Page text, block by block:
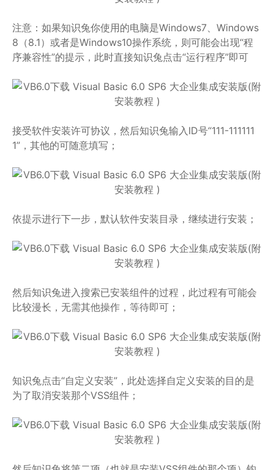
注意：如果知识兔你使用的电脑是Windows7、Windows
8（8.1）或者是Windows10操作系统，则可能会出现“程
序兼容性”的提示，此时直接知识兔点击“运行程序”即可
接受软件安装许可协议，然后知识兔输入ID号“111-111111
1”，其他的可随意填写；
依提示进行下一步，默认软件安装目录，继续进行安装；
然后知识兔进入搜索已安装组件的过程，此过程有可能会
比较漫长，无需其他操作，等待即可；
知识兔点击“自定义安装”，此处选择自定义安装的目的是
为了取消安装那个VSS组件；